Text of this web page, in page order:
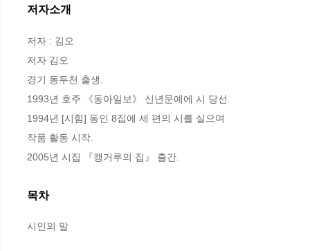
저자소개
저자 : 김오
저자 김오
경기 동두천 출생.
1993년 호주 《동아일보》 신년문예에 시 당선.
1994년 [시힘] 동인 8집에 세 편의 시를 실으며
작품 활동 시작.
2005년 시집 『캥거루의 집』 출간.
목차
시인의 말